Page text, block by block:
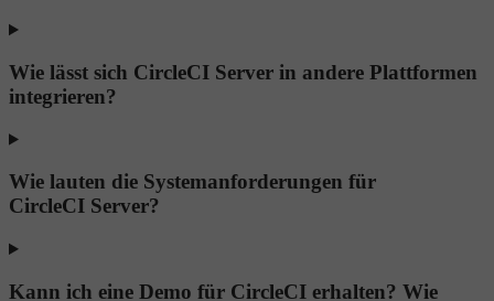
Wie lässt sich CircleCI Server in andere Plattformen
integrieren?
Wie lauten die Systemanforderungen für
CircleCI Server?
Kann ich eine Demo für CircleCI erhalten? Wie